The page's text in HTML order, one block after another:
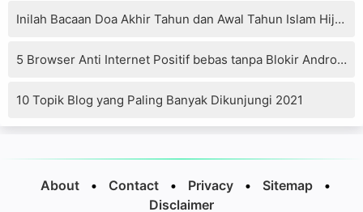
Inilah Bacaan Doa Akhir Tahun dan Awal Tahun Islam Hijriyah
5 Browser Anti Internet Positif bebas tanpa Blokir Android
10 Topik Blog yang Paling Banyak Dikunjungi 2021
About • Contact • Privacy • Sitemap
•
Disclaimer